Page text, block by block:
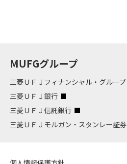
MUFGグループ
三菱ＵＦＪフィナンシャル・グループ
三菱ＵＦＪ銀行
三菱ＵＦＪ信託銀行
三菱ＵＦＪモルガン・スタンレー証券